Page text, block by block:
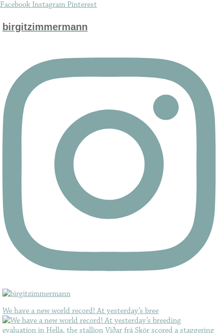
Facebook Instagram Pinterest
birgitzimmermann
We have a new world record! At yesterday’s bree